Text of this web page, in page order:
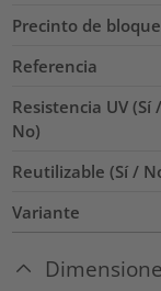
Precinto de
Referencia
Resistencia UV (Sí /
No)
Reutilizable (Sí /
Variante